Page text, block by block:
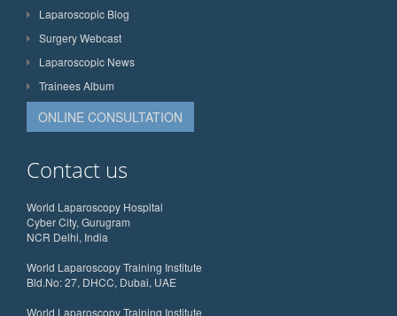
Laparoscopic Blog
Surgery Webcast
Laparoscopic News
Trainees Album
ONLINE CONSULTATION
Contact us
World Laparoscopy Hospital
Cyber City, Gurugram
NCR Delhi, India
World Laparoscopy Training Institute
Bld.No: 27, DHCC, Dubai, UAE
World Laparoscopy Training Institute